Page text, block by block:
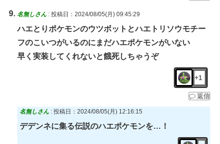
名無しさん : 投稿日：2024/08/05(月) 09:45:29
ハエとりポケモンのウツボットとハエトリソウモチー
フのこいつがいるのにまだハエポケモンがいない
早く実装してくれないと餓死しちゃうぞ
+1
返信
名無しさん : 投稿日：2024/08/05(月) 12:16:15
デデンネに集る伝説のハエポケモンを…！